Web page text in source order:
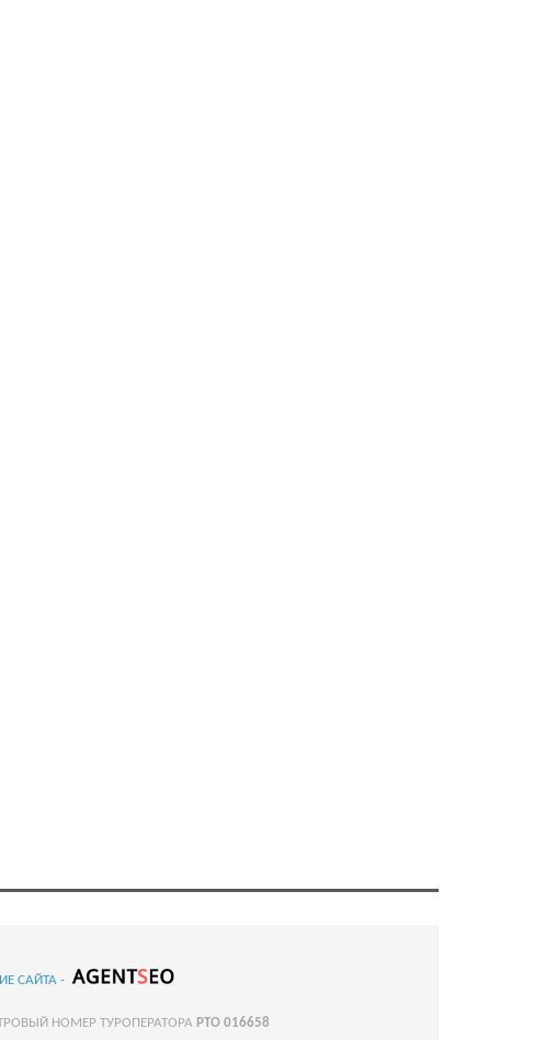
САЙТА -
НОМЕР ТУРОПЕРАТОРА РТО 016658